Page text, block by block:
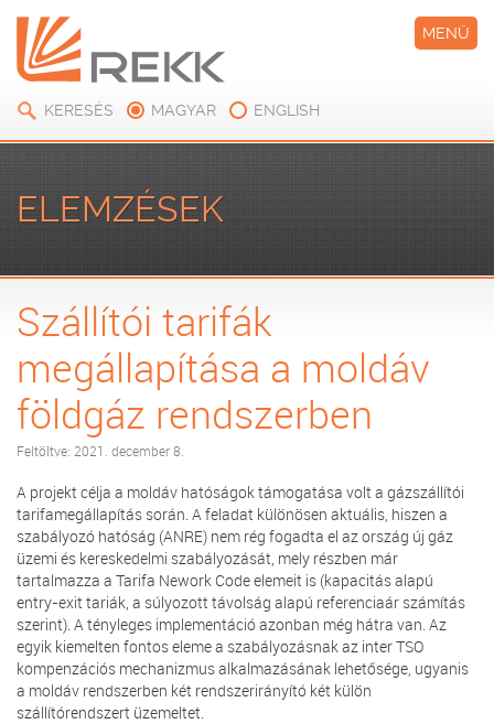
KERESÉS MAGYAR ENGLISH
MENÜ
ELEMZÉSEK
Szállítói tarifák
megállapítása a moldáv
földgáz rendszerben
Feltöltve: 2021. december 8.
A projekt célja a moldáv hatóságok támogatása volt a gázszállítói
tarifamegállapítás során. A feladat különösen aktuális, hiszen a
szabályozó hatóság (ANRE) nem rég fogadta el az ország új gáz
üzemi és kereskedelmi szabályozását, mely részben már
tartalmazza a Tarifa Nework Code elemeit is (kapacitás alapú
entry-exit tariák, a súlyozott távolság alapú referenciaár számítás
szerint). A tényleges implementáció azonban még hátra van. Az
egyik kiemelten fontos eleme a szabályozásnak az inter TSO
kompenzációs mechanizmus alkalmazásának lehetősége, ugyanis
a moldáv rendszerben két rendszerirányító két külön
szállítórendszert üzemeltet.